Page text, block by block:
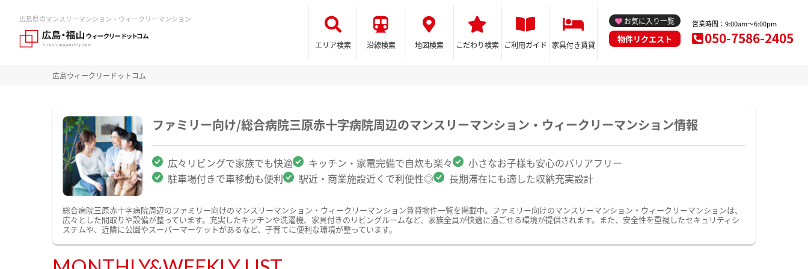
広島県のマンスリーマンション・ウィークリーマンション
エリア検索 沿線検索 地図検索 こだわり検索 ご利用ガイド 家具付き賃貸
お気に入り一覧
物件リクエスト
営業時間：9:00am～6:00pm
050-7586-2405
広島ウィークリードットコム
ファミリー向け/総合病院三原赤十字病院周辺のマンスリーマンション・ウィークリーマンション情報
広々リビングで家族でも快適 キッチン・家電完備で自炊も楽々
小さなお子様も安心のバリアフリー
駐車場付きで車移動も便利
駅近・商業施設近くで利便性◎ 長期滞在にも適した収納充実設計
総合病院三原赤十字病院周辺のファミリー向けのマンスリーマンション・ウィークリーマンション賃貸物件一覧を掲載中。ファミリー向けのマンスリーマンション・ウィークリーマンションは、
広々とした間取りや設備が整っています。充実したキッチンや洗濯機、家具付きのリビングルームなど、家族全員が快適に過ごせる環境が提供されます。また、安全性を重視したセキュリティシ
ステムや、近隣に公園やスーパーマーケットがあるなど、子育てに便利な環境が整っています。